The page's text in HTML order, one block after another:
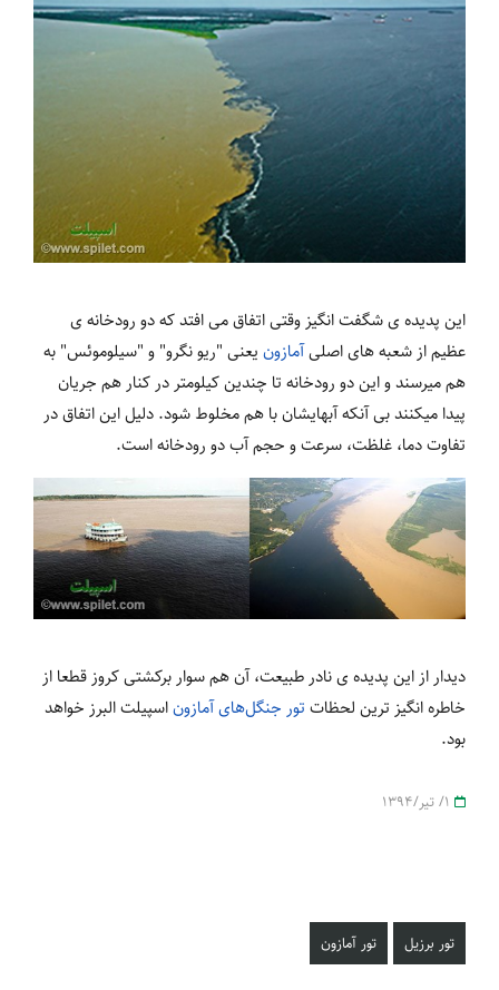
این پدیده ی شگفت انگیز وقتی اتفاق می افتد که دو رودخانه ی
عظیم از شعبه های اصلیآمازون یعنی "ریو نگرو" و "سیلوموئس" به
هم می‏رسند و این دو رودخانه تا چندین کیلومتر در کنار هم جریان
پیدا می‏کنند بی آنکه آبهایشان با هم مخلوط شود. دلیل این اتفاق در
تفاوت دما، غلظت، سرعت و حجم آب دو رودخانه است.
دیدار از این پدیده ی نادر طبیعت، آن هم سوار برکشتی کروز قطعا از
خاطره انگیز ترین لحظات تور جنگل‌های آمازوناسپیلت البرز خواهد
بود.
تور برزیل تور آمازون